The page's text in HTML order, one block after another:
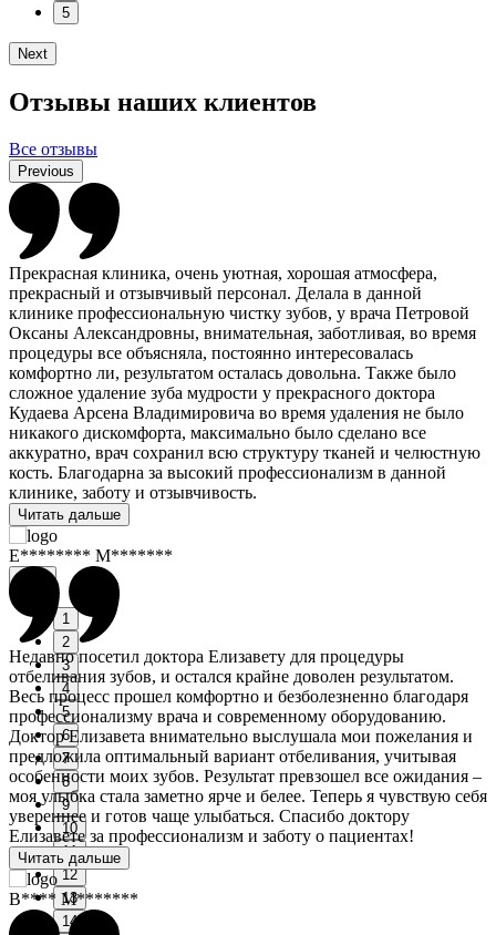
5
Next
Отзывы наших клиентов
Все отзывы
Previous
Прекрасная клиника, очень уютная, хорошая атмосфера,
прекрасный и отзывчивый персонал. Делала в данной
клинике профессиональную чистку зубов, у врача Петровой
Оксаны Александровны, внимательная, заботливая, во время
процедуры все объясняла, постоянно интересовалась
комфортно ли, результатом осталась довольна. Также было
сложное удаление зуба мудрости у прекрасного доктора
Кудаева Арсена Владимировича во время удаления не было
никакого дискомфорта, максимально было сделано все
аккуратно, врач сохранил всю структуру тканей и челюстную
кость. Благодарна за высокий профессионализм в данной
клинике, заботу и отзывчивость.
Читать дальше
Е******** М*******
Недавно посетил доктора Елизавету для процедуры
отбеливания зубов, и остался крайне доволен результатом.
Весь процесс прошел комфортно и безболезненно благодаря
профессионализму врача и современному оборудованию.
Доктор Елизавета внимательно выслушала мои пожелания и
предложила оптимальный вариант отбеливания, учитывая
особенности моих зубов. Результат превзошел все ожидания –
моя улыбка стала заметно ярче и белее. Теперь я чувствую себя
увереннее и готов чаще улыбаться. Спасибо доктору
Елизавете за профессионализм и заботу о пациентах!
Читать дальше
В**** М*******
Next
1
2
3
4
5
6
7
8
9
10
11
12
13
14